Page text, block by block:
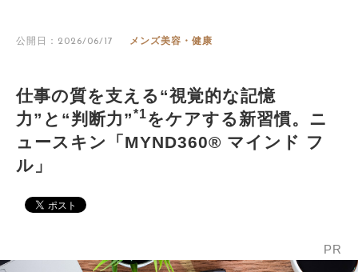
公開日：2026/06/17 メンズ美容・健康
仕事の質を支える“視覚的な記憶
力”と“判断力”*1をケアする新習慣。ニ
ュースキン「MYND360® マインド フ
ル」
PR